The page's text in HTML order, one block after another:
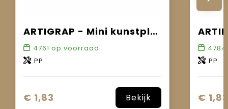
ARTIGRAP - Mini kunstplant
4761 op voorraad
PP
€ 1,83 Bekijk
4784
PP
€ 1,83